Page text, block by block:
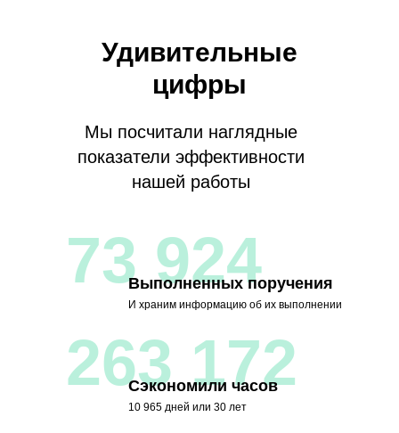
Удивительные
цифры
Мы посчитали наглядные
показатели эффективности
нашей работы
73 924
Выполненных поручения
И храним информацию об их выполнении
263 172
Сэкономили часов
10 965 дней или 30 лет